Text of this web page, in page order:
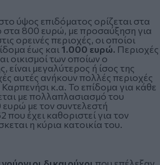
ύψος επιδόματος ορίζεται στα
στα 800 ευρώ, με προσαύξηση για
ορεινές περιοχές, οι οποίοι
έως και 1.000 ευρώ. Περιοχές
οικισμοί των οποίων ο
είναι μεγαλύτερος ή ίσος της
αυτές ανήκουν πολλές περιοχές
κ.α. Το επίδομα για κάθε
με πολλαπλασιασμό του
με τον συντελεστή
που έχει καθοριστεί για τον
η κύρια κατοικία του.